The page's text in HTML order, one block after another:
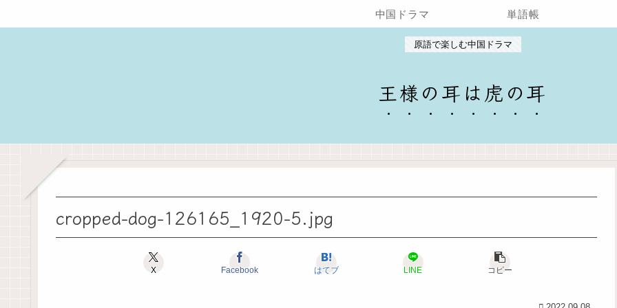
原語で楽しむ中国ドラマ
王様の耳は虎の耳
中国ドラマ 単語帳
cropped-dog-126165_1920-5.jpg
X Facebook はてブ LINE コピー